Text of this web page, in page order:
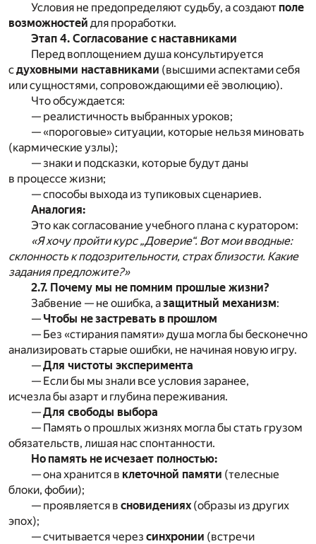
Условия не предопределяют судьбу, а создают поле
возможностей для проработки.
Этап 4. Согласование с наставниками
Перед воплощением душа консультируется
сдуховными наставниками (высшими аспектами себя
или сущностями, сопровождающими её эволюцию).
Что обсуждается:
— реалистичность выбранных уроков;
— «пороговые» ситуации, которые нельзя миновать
(кармические узлы);
— знаки и подсказки, которые будут даны
в процессе жизни;
— способы выхода из тупиковых сценариев.
Аналогия:
Это как согласование учебного плана с куратором:
«Я хочу пройти курс „Доверие“. Вот мои вводные:
склонность к подозрительности, страх близости. Какие
задания предложите?»
2.7. Почему мы не помним прошлые жизни?
Забвение — не ошибка, азащитный механизм:
— Чтобы не застревать в прошлом
— Без «стирания памяти» душа могла бы бесконечно
анализировать старые ошибки, не начиная новую игру.
—Для чистоты эксперимента
— Если бы мы знали все условия заранее,
исчезла бы азарт и глубина переживания.
—Для свободы выбора
— Память о прошлых жизнях могла бы стать грузом
обязательств, лишая нас спонтанности.
Но память не исчезает полностью:
— она хранится в клеточной памяти (телесные
блоки, фобии);
— проявляется в сновидениях(образы из других
эпох);
— считывается через синхронии (встречи